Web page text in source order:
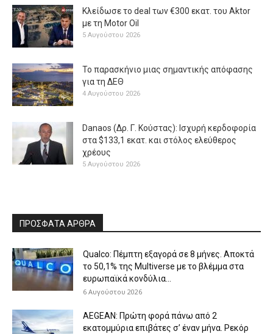
Κλείδωσε το deal των €300 εκατ. του Aktor
με τη Μotor Oil
5 Αυγούστου 2026
Το παρασκήνιο μιας σημαντικής απόφασης
για τη ΔΕΘ
4 Αυγούστου 2026
Danaos (Δρ. Γ. Κούστας): Ισχυρή κερδοφορία
στα $133,1 εκατ. και στόλος ελεύθερος
χρέους
5 Αυγούστου 2026
ΠΡΟΣΦΑΤΑ ΑΡΘΡΑ
Qualco: Πέμπτη εξαγορά σε 8 μήνες. Aποκτά
το 50,1% της Multiverse με το βλέμμα στα
ευρωπαϊκά κονδύλια...
6 Αυγούστου 2026
AEGEAN: Πρώτη φορά πάνω από 2
εκατομμύρια επιβάτες σ’ έναν μήνα. Ρεκόρ